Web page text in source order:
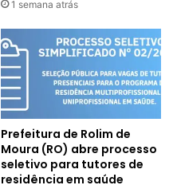
1 semana atrás
Prefeitura de Rolim de
Moura (RO) abre processo
seletivo para tutores de
residência em saúde